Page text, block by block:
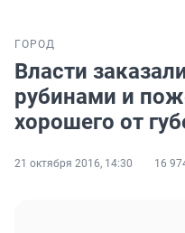
ГОРОД
Власти
рубинами и
хорошего от
21 октября 2016, 14:30 16